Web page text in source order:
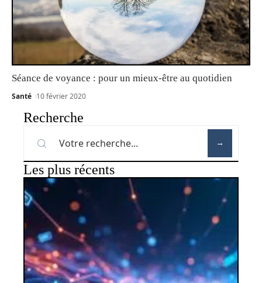
Séance de voyance : pour un mieux-être au quotidien
Santé 10 février 2020
Recherche
Les plus récents